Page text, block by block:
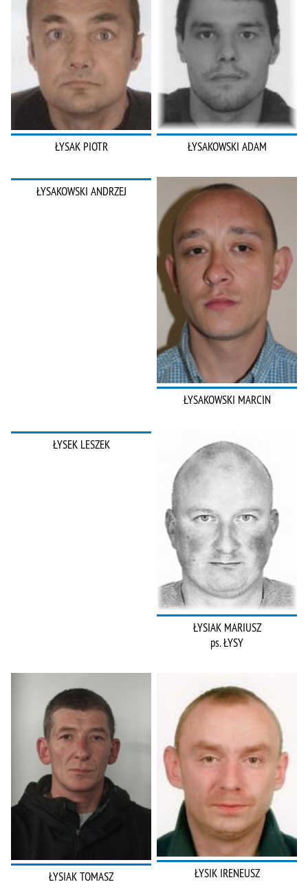
ŁYSAK PIOTR ŁYSAKOWSKI ADAM
ŁYSAKOWSKI ANDRZEJ
ŁYSAKOWSKI MARCIN
ŁYSEK LESZEK
ŁYSIAK MARIUSZ
ps. ŁYSY
ŁYSIAK TOMASZ ŁYSIK IRENEUSZ